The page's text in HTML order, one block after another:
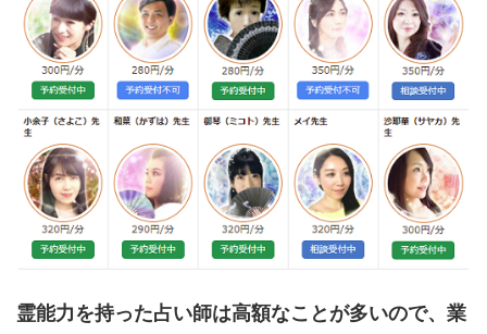
霊能力を持った占い師は高額なことが多いので、業